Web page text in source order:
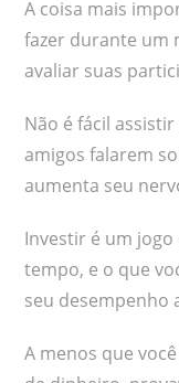
A coisa mais
fazer durante um
avaliar suas
Não é fácil
amigos falarem
aumenta seu
Investir é um
tempo, e o que
seu desempenho
A menos que